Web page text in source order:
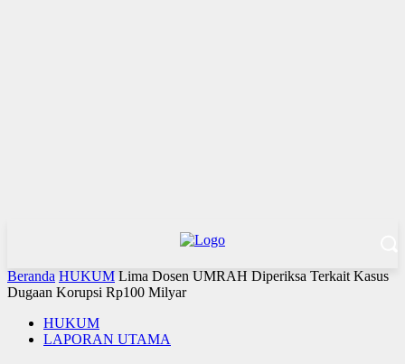
Beranda HUKUM Lima Dosen UMRAH Diperiksa Terkait Kasus
Dugaan Korupsi Rp100 Milyar
HUKUM
LAPORAN UTAMA